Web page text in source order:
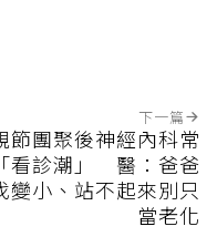
下一篇
節團聚後神經內科常
看診潮」 醫：爸爸
變小、站不起來別只
當老化